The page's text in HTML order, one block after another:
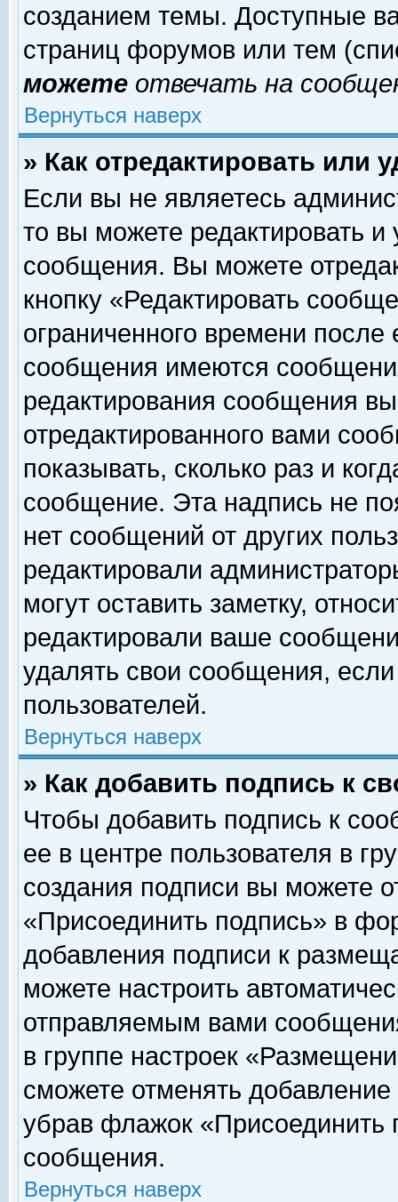
созданием темы. Доступные
страниц форумов или тем
можете отвечать на
Вернуться наверх
» Как отредактировать или
Если вы не являетесь
то вы можете редактировать и
сообщения. Вы можете
кнопку «Редактировать
ограниченного времени
сообщения имеются
редактирования сообщения
отредактированного вами
показывать, сколько раз и
сообщение. Эта надпись не
нет сообщений от других
редактировали
могут оставить заметку,
редактировали ваше
удалять свои сообщения,
пользователей.
Вернуться наверх
» Как добавить подпись к
Чтобы добавить подпись к
ее в центре пользователя в
создания подписи вы можете
«Присоединить подпись» в
добавления подписи к
можете настроить
отправляемым вами
в группе настроек
сможете отменять
убрав флажок «Присоединить
сообщения.
Вернуться наверх